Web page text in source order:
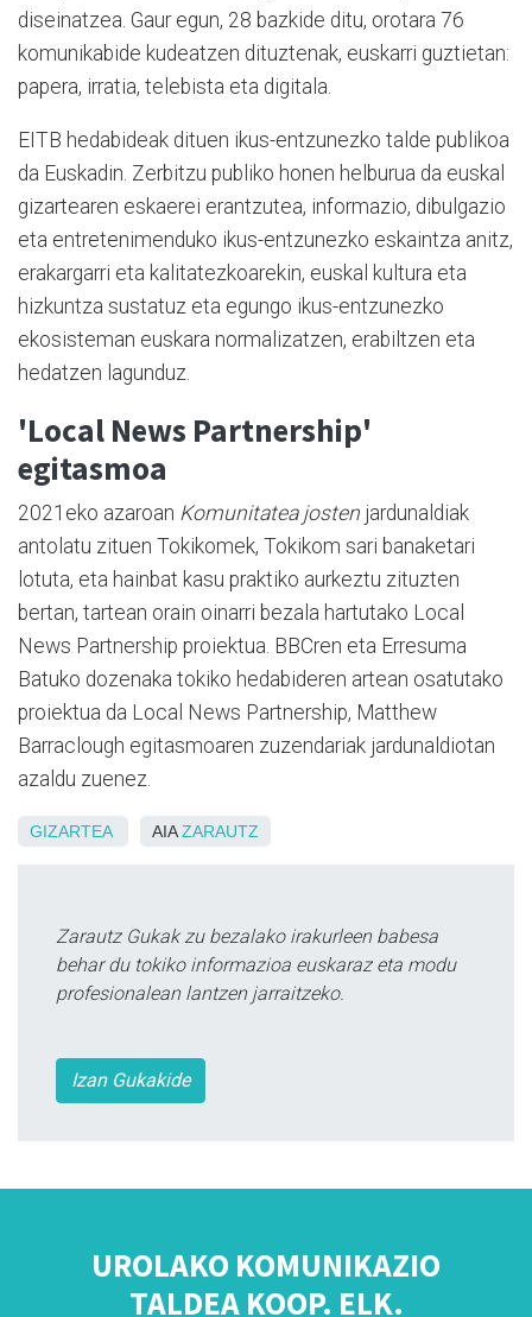
diseinatzea. Gaur egun, 28 bazkide ditu, orotara 76
komunikabide kudeatzen dituztenak, euskarri guztietan:
papera, irratia, telebista eta digitala.
EITB hedabideak dituen ikus-entzunezko talde publikoa
da Euskadin. Zerbitzu publiko honen helburua da euskal
gizartearen eskaerei erantzutea, informazio, dibulgazio
eta entretenimenduko ikus-entzunezko eskaintza anitz,
erakargarri eta kalitatezkoarekin, euskal kultura eta
hizkuntza sustatuz eta egungo ikus-entzunezko
ekosisteman euskara normalizatzen, erabiltzen eta
hedatzen lagunduz.
'Local News Partnership'
egitasmoa
2021eko azaroan Komunitatea josten jardunaldiak
antolatu zituen Tokikomek, Tokikom sari banaketari
lotuta, eta hainbat kasu praktiko aurkeztu zituzten
bertan, tartean orain oinarri bezala hartutako Local
News Partnership proiektua. BBCren eta Erresuma
Batuko dozenaka tokiko hedabideren artean osatutako
proiektua da Local News Partnership, Matthew
Barraclough egitasmoaren zuzendariak jardunaldiotan
azaldu zuenez.
GIZARTEA AIAZARAUTZ
Zarautz Gukak zu bezalako irakurleen babesa
behar du tokiko informazioa euskaraz eta modu
profesionalean lantzen jarraitzeko.
Izan Gukakide
UROLAKO KOMUNIKAZIO
TALDEA KOOP. ELK.